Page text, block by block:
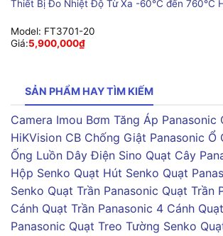
Thiết Bị Đo Nhiệt Độ Từ Xa -60°C đến 760°C
Model: FT3701-20
Giá:5,900,000₫
SẢN PHẨM HAY TÌM KIẾM
Camera Imou Bơm Tăng Áp Panasonic
HiKVision CB Chống Giật Panasonic Ổ
Ống Luồn Dây Điện Sino Quạt Cây
Hộp Senko Quạt Hút Senko Quạt
Senko Quạt Trần Panasonic Quạt Trần
Cánh Quạt Trần Panasonic 4 Cánh
Panasonic Quạt Treo Tường Senko